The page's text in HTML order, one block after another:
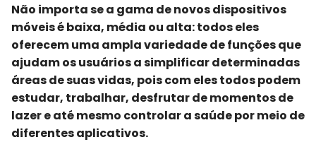
Não importa se a gama de novos dispositivos
móveis é baixa, média ou alta: todos eles
oferecem uma ampla variedade de funções que
ajudam os usuários a simplificar determinadas
áreas de suas vidas, pois com eles todos podem
estudar, trabalhar, desfrutar de momentos de
lazer e até mesmo controlar a saúde por meio de
diferentes aplicativos.